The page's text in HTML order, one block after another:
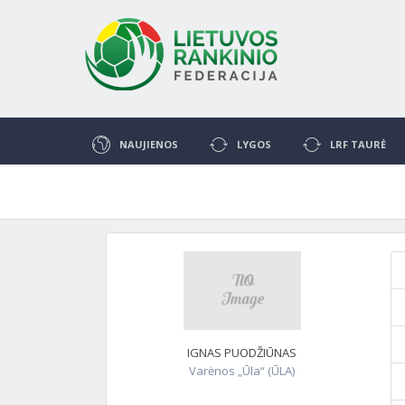
NAUJIENOS LYGOS LRF TAURĖ
IGNAS PUODŽIŪNAS
Varėnos „Ūla“ (ŪLA)